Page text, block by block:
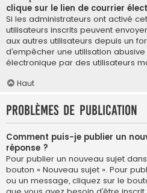
clique sur le lien de courrier
Si les administrateurs ont activé
utilisateurs inscrits peuvent
aux autres utilisateurs depuis un
d’empêcher une utilisation
électronique par des utilisateurs
Haut
Problèmes de publication
Comment puis-je publier un
réponse ?
Pour publier un nouveau sujet
bouton « Nouveau sujet ». Pour
ou un message, cliquez sur le